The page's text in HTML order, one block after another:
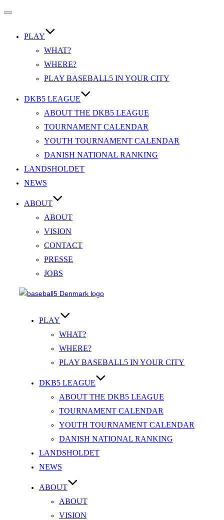
Slå
PLAY
WHAT?
WHERE?
PLAY BASEBALL5 IN YOUR CITY
DKB5 LEAGUE
ABOUT THE DKB5 LEAGUE
TOURNAMENT CALENDAR
YOUTH TOURNAMENT CALENDAR
DANISH NATIONAL RANKING
LANDSHOLDET
NEWS
ABOUT
ABOUT
VISION
CONTACT
PRESSE
JOBS
Videre
PLAY
WHAT?
WHERE?
PLAY BASEBALL5 IN YOUR CITY
DKB5 LEAGUE
ABOUT THE DKB5 LEAGUE
TOURNAMENT CALENDAR
YOUTH TOURNAMENT CALENDAR
DANISH NATIONAL RANKING
LANDSHOLDET
NEWS
ABOUT
ABOUT
VISION